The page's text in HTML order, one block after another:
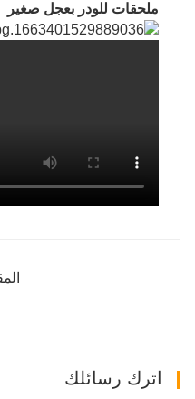
ملحقات للودر بعجل صغير
اترك رسائلك